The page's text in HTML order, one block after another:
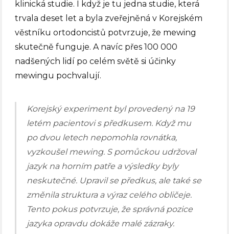
klinická studie. I když je tu jedna studie, která
trvala deset let a byla zveřejněná v Korejském
věstníku ortodoncistů potvrzuje, že mewing
skutečně funguje. A navíc přes 100 000
nadšených lidí po celém světě si účinky
mewingu pochvalují.
Korejský experiment byl provedený na 19
letém pacientovi s předkusem. Když mu
po dvou letech nepomohla rovnátka,
vyzkoušel mewing. S pomůckou udržoval
jazyk na horním patře a výsledky byly
neskutečné. Upravil se předkus, ale také se
změnila struktura a výraz celého obličeje.
Tento pokus potvrzuje, že správná pozice
jazyka opravdu dokáže malé zázraky.